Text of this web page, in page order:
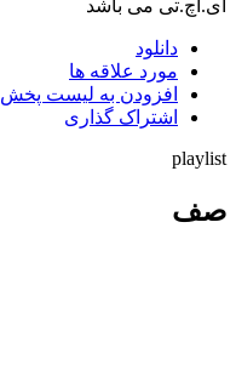
آی.اچ.تی می باشد
دانلود
مورد علاقه ها
افزودن به لیست پخش
اشتراک گذاری
playlist
صف